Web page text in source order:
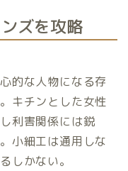
ズを攻略
的な人物になる存
キチンとした女性
利害関係には鋭
小細工は通用しな
しかない。